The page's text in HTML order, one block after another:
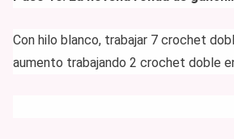
Con hilo blanco, trabajar 7 crochet
aumento trabajando 2 crochet doble